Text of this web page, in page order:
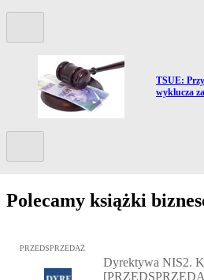
Przejdź do
TSUE:
wyklucza
Polecamy książki
Przejdź do: Dyrektywa NIS2.
PRZEDSPRZEDAŻ
Dyrektywa NIS2.